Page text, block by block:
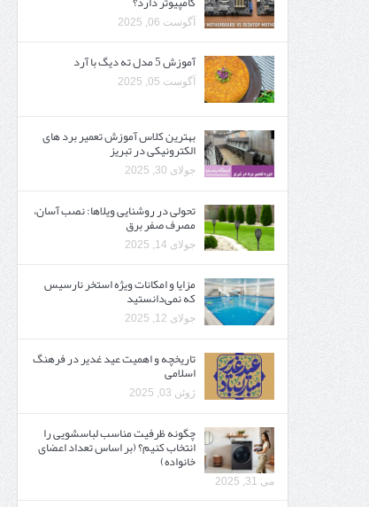
آگوست 06, 2025
آموزش 5 مدل ته دیگ با آرد
آگوست 05, 2025
بهترین کلاس آموزش تعمیر برد های
الکترونیکی در تبریز
جولای 30, 2025
تحولی در روشنایی ویلاها: نصب آسان،
مصرف صفر برق
جولای 14, 2025
مزایا و امکانات ویژه استخر نارسیس
که نمی‌دانستید
جولای 12, 2025
تاریخچه و اهمیت عید غدیر در فرهنگ
اسلامی
ژوئن 03, 2025
چگونه ظرفیت مناسب لباسشویی را
انتخاب کنیم؟ (بر اساس تعداد اعضای
خانواده)
می 31, 2025